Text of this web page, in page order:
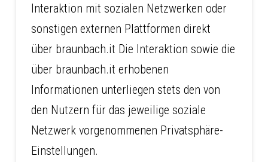
Interaktion mit sozialen Netzwerken oder
sonstigen externen Plattformen direkt
über braunbach.it Die Interaktion sowie die
über braunbach.it erhobenen
Informationen unterliegen stets den von
den Nutzern für das jeweilige soziale
Netzwerk vorgenommenen Privatsphäre-
Einstellungen.